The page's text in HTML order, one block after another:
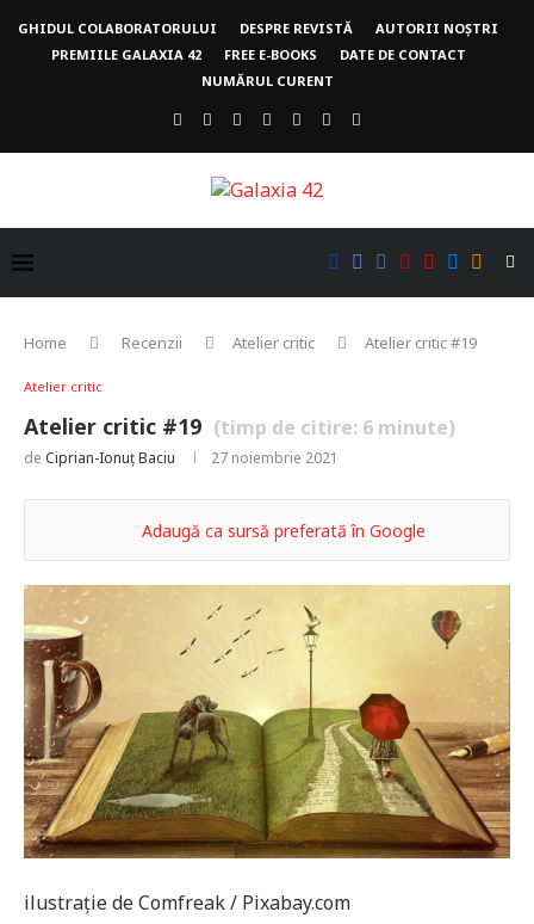
GHIDUL COLABORATORULUI DESPRE REVISTĂ
AUTORII NOȘTRI
PREMIILE GALAXIA 42
FREE E-BOOKS
DATE DE CONTACT
NUMĂRUL CURENT
Home Recenzii Atelier critic Atelier critic #19
Atelier critic
Atelier critic #19 (timp de citire: 6 minute)
de Ciprian-Ionuț Baciu 27 noiembrie 2021
Adaugă ca sursă preferată în Google
ilustrație de Comfreak / Pixabay.com